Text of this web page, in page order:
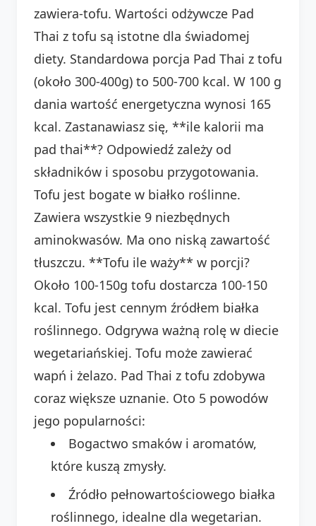
zawiera-tofu. Wartości odżywcze Pad
Thai z tofu są istotne dla świadomej
diety. Standardowa porcja Pad Thai z tofu
(około 300-400g) to 500-700 kcal. W 100 g
dania wartość energetyczna wynosi 165
kcal. Zastanawiasz się, **ile kalorii ma
pad thai**? Odpowiedź zależy od
składników i sposobu przygotowania.
Tofu jest bogate w białko roślinne.
Zawiera wszystkie 9 niezbędnych
aminokwasów. Ma ono niską zawartość
tłuszczu. **Tofu ile waży** w porcji?
Około 100-150g tofu dostarcza 100-150
kcal. Tofu jest cennym źródłem białka
roślinnego. Odgrywa ważną rolę w diecie
wegetariańskiej. Tofu może zawierać
wapń i żelazo. Pad Thai z tofu zdobywa
coraz większe uznanie. Oto 5 powodów
jego popularności:
Bogactwo smaków i aromatów,
które kuszą zmysły.
Źródło pełnowartościowego białka
roślinnego, idealne dla wegetarian.